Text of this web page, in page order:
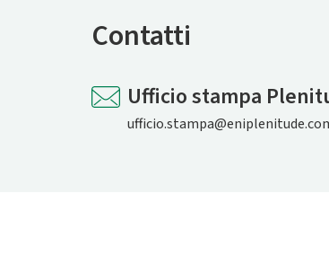
Contatti
Ufficio stampa